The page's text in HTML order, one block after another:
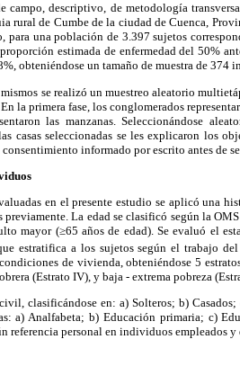
campo, descriptivo, de metodología
rural de Cumbe de la ciudad de Cuenca,
para una población de 3.397 sujetos
estimada de enfermedad del 50%
obteniéndose un tamaño de muestra de 374
se realizó un muestreo aleatorio
la primera fase, los conglomerados
las manzanas. Seleccionándose
casas seleccionadas se les explicaron los
informado por escrito antes de
en el presente estudio se aplicó una
previamente. La edad se clasificó según la
mayor (≥65 años de edad). Se evaluó el
estratifica a los sujetos según el trabajo
de vivienda, obteniéndose 5
(Estrato IV), y baja - extrema pobreza
clasificándose en: a) Solteros; b)
a) Analfabeta; b) Educación primaria; c)
referencia personal en individuos empleados